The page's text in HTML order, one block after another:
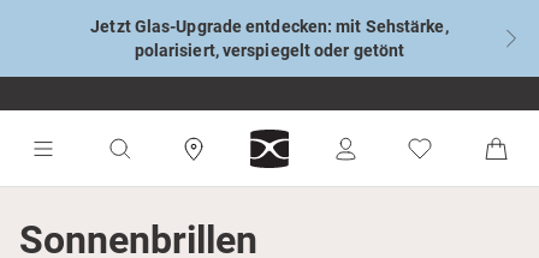
Jetzt Glas-Upgrade entdecken: mit Sehstärke,
polarisiert, verspiegelt oder getönt
Sonnenbrillen